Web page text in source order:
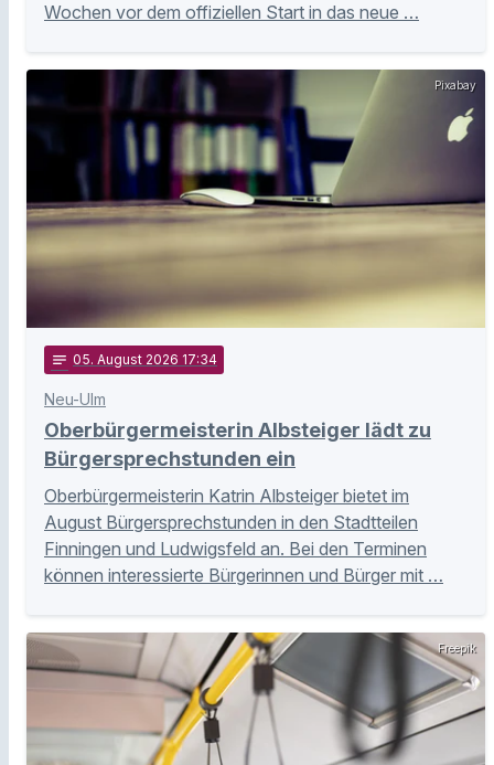
Wochen vor dem offiziellen Start in das neue …
Pixabay
notes 05. August 2026 17:34
Neu-Ulm
Oberbürgermeisterin Albsteiger lädt zu
Bürgersprechstunden ein
Oberbürgermeisterin Katrin Albsteiger bietet im
August Bürgersprechstunden in den Stadtteilen
Finningen und Ludwigsfeld an. Bei den Terminen
können interessierte Bürgerinnen und Bürger mit …
Freepik